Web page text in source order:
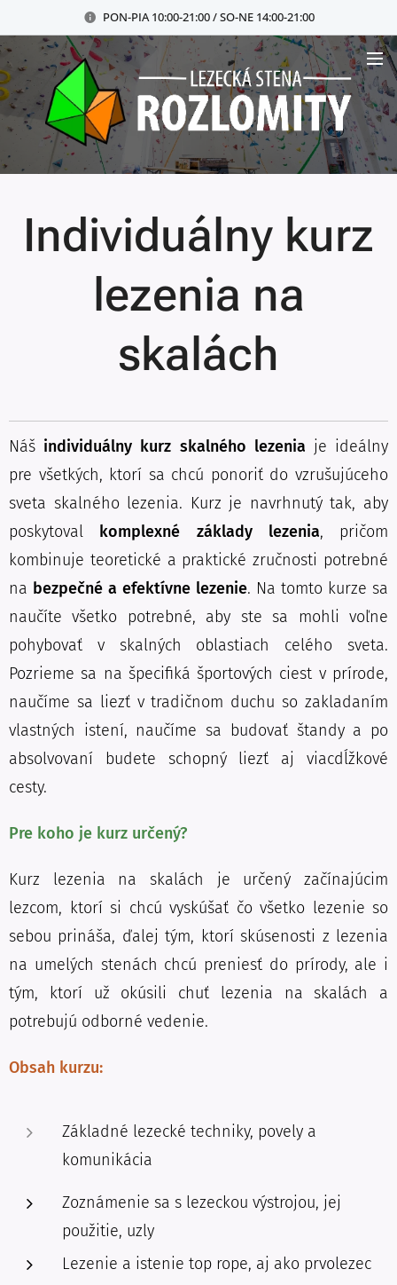
PON-PIA 10:00-21:00 / SO-NE 14:00-21:00
Individuálny kurz
lezenia na
skalách
Náš individuálny kurz skalného lezenia je ideálny
pre všetkých, ktorí sa chcú ponoriť do vzrušujúceho
sveta skalného lezenia. Kurz je navrhnutý tak, aby
poskytoval
komplexné základy lezenia, pričom
kombinuje teoretické a praktické zručnosti potrebné
na bezpečné a efektívne lezenie. Na tomto kurze sa
naučíte všetko potrebné, aby ste sa mohli voľne
pohybovať v skalných oblastiach celého sveta.
Pozrieme sa na špecifiká športových ciest v prírode,
naučíme sa liezť v tradičnom duchu so zakladaním
vlastných istení, naučíme sa budovať štandy a po
absolvovaní budete schopný liezť aj viacdĺžkové
cesty.
Pre koho je kurz určený?
Kurz lezenia na skalách je určený začínajúcim
lezcom, ktorí si chcú vyskúšať čo všetko lezenie so
sebou prináša, ďalej tým, ktorí skúsenosti z lezenia
na umelých stenách chcú preniesť do prírody, ale i
tým, ktorí už okúsili chuť lezenia na skalách a
potrebujú odborné vedenie.
Obsah kurzu:
Základné lezecké techniky, povely a
komunikácia
Zoznámenie sa s lezeckou výstrojou, jej
použitie, uzly
Lezenie a istenie top rope, aj ako prvolezec